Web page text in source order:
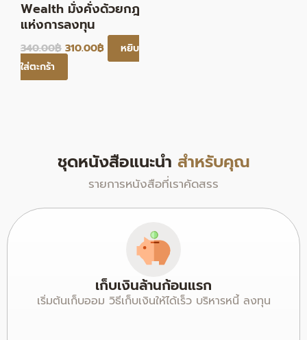
Wealth มั่งคั่งด้วยกฎ
แห่งการลงทุน
340.00฿ 310.00฿
หยิบ
ใส่ตะกร้า
ชุดหนังสือแนะนำ สำหรับคุณ
รายการหนังสือที่เราคัดสรร
เก็บเงินล้านก้อนแรก
เริ่มต้นเก็บออม วิธีเก็บเงินให้ได้เร็ว บริหารหนี้ ลงทุน